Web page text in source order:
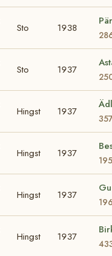
Sto 1938
Sto 1937
Hingst 1937
Hingst 1937
Hingst 1937
Hingst 1937